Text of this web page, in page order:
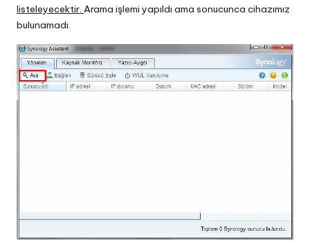
listeleyecektir. Arama işlemi yapıldı ama sonucunca cihazımız
bulunamadı.